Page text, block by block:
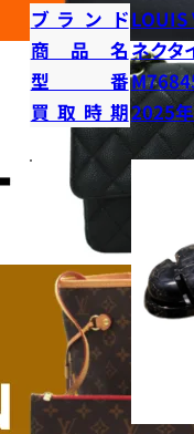
ブランドLOUIS
商品名ネクタ
型番
買取時期2025